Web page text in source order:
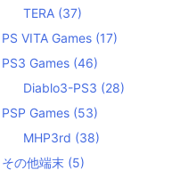
TERA (37)
PS VITA Games (17)
PS3 Games (46)
Diablo3-PS3 (28)
PSP Games (53)
MHP3rd (38)
その他端末 (5)